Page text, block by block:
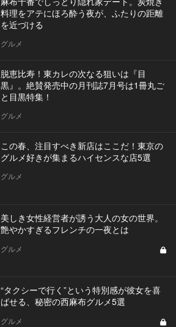
料理をアテにほろ酔う夜が、ふたりの距離
を近づける
グルメ
脱恵比寿！東カレの次なる狙いは『目
黒』。絶賛発売中の月刊誌7月号は1冊丸ご
と目黒特集！
グルメ
この春、注目すべき新店はここだ！東京の
グルメ好きが集まるハイセンスな店5選
グルメ
美しき女性経営者が誘う大人の女の世界。
艶やかすぎるフレンチの一夜とは
グルメ
“タクシーで行く”という特別感が彼女を喜
ばせる、秘密の西麻布グルメ5選
グルメ